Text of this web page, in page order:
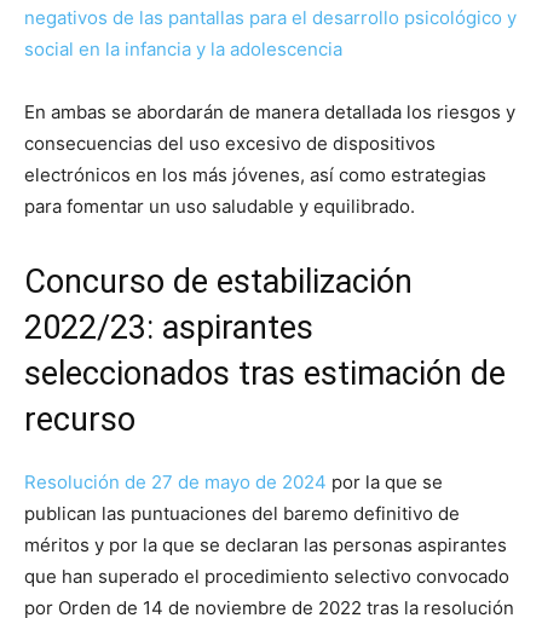
negativos de las pantallas para el desarrollo psicológico y
social en la infancia y la adolescencia
En ambas se abordarán de manera detallada los riesgos y
consecuencias del uso excesivo de dispositivos
electrónicos en los más jóvenes, así como estrategias
para fomentar un uso saludable y equilibrado.
Concurso de estabilización
2022/23: aspirantes
seleccionados tras estimación de
recurso
Resolución de 27 de mayo de 2024 por la que se
publican las puntuaciones del baremo definitivo de
méritos y por la que se declaran las personas aspirantes
que han superado el procedimiento selectivo convocado
por Orden de 14 de noviembre de 2022 tras la resolución